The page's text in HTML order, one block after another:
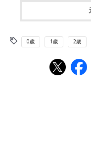
0歳 1歳 2歳